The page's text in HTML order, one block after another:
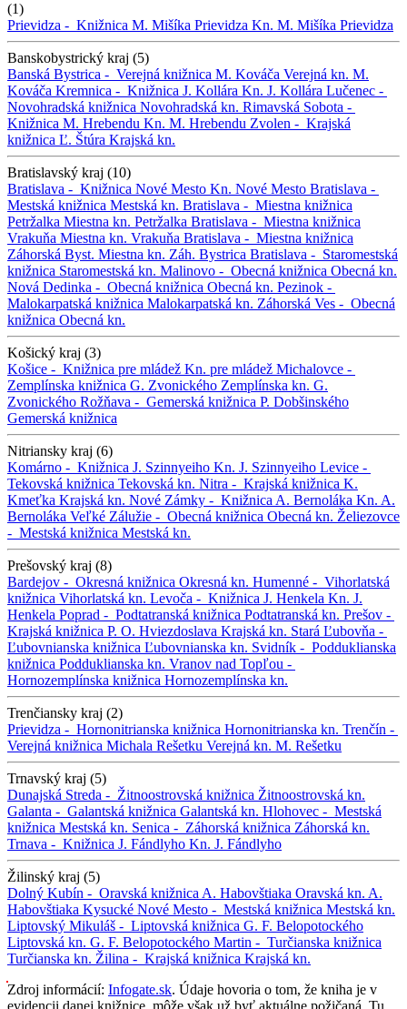
(1)
Prievidza - Knižnica M. Mišíka Prievidza Kn. M. Mišíka Prievidza
Banskobystrický kraj (5)
Banská Bystrica - Verejná knižnica M. Kováča Verejná kn. M.
Kováča Kremnica - Knižnica J. Kollára Kn. J. Kollára Lučenec -
Novohradská knižnica Novohradská kn. Rimavská Sobota -
Knižnica M. Hrebendu Kn. M. Hrebendu Zvolen - Krajská
knižnica Ľ. Štúra Krajská kn.
Bratislavský kraj (10)
Bratislava - Knižnica Nové Mesto Kn. Nové Mesto Bratislava -
Mestská knižnica Mestská kn. Bratislava - Miestna knižnica
Petržalka Miestna kn. Petržalka Bratislava - Miestna knižnica
Vrakuňa Miestna kn. Vrakuňa Bratislava - Miestna knižnica
Záhorská Byst. Miestna kn. Záh. Bystrica Bratislava - Staromestská
knižnica Staromestská kn. Malinovo - Obecná knižnica Obecná kn.
Nová Dedinka - Obecná knižnica Obecná kn. Pezinok -
Malokarpatská knižnica Malokarpatská kn. Záhorská Ves - Obecná
knižnica Obecná kn.
Košický kraj (3)
Košice - Knižnica pre mládež Kn. pre mládež Michalovce -
Zemplínska knižnica G. Zvonického Zemplínska kn. G.
Zvonického Rožňava - Gemerská knižnica P. Dobšinského
Gemerská knižnica
Nitriansky kraj (6)
Komárno - Knižnica J. Szinnyeiho Kn. J. Szinnyeiho Levice -
Tekovská knižnica Tekovská kn. Nitra - Krajská knižnica K.
Kmeťka Krajská kn. Nové Zámky - Knižnica A. Bernoláka Kn. A.
Bernoláka Veľké Zálužie - Obecná knižnica Obecná kn. Želiezovce
- Mestská knižnica Mestská kn.
Prešovský kraj (8)
Bardejov - Okresná knižnica Okresná kn. Humenné - Vihorlatská
knižnica Vihorlatská kn. Levoča - Knižnica J. Henkela Kn. J.
Henkela Poprad - Podtatranská knižnica Podtatranská kn. Prešov -
Krajská knižnica P. O. Hviezdoslava Krajská kn. Stará Ľubovňa -
Ľubovnianska knižnica Ľubovnianska kn. Svidník - Podduklianska
knižnica Podduklianska kn. Vranov nad Topľou -
Hornozemplínska knižnica Hornozemplínska kn.
Trenčiansky kraj (2)
Prievidza - Hornonitrianska knižnica Hornonitrianska kn. Trenčín -
Verejná knižnica Michala Rešetku Verejná kn. M. Rešetku
Trnavský kraj (5)
Dunajská Streda - Žitnoostrovská knižnica Žitnoostrovská kn.
Galanta - Galantská knižnica Galantská kn. Hlohovec - Mestská
knižnica Mestská kn. Senica - Záhorská knižnica Záhorská kn.
Trnava - Knižnica J. Fándlyho Kn. J. Fándlyho
Žilinský kraj (5)
Dolný Kubín - Oravská knižnica A. Habovštiaka Oravská kn. A.
Habovštiaka Kysucké Nové Mesto - Mestská knižnica Mestská kn.
Liptovský Mikuláš - Liptovská knižnica G. F. Belopotockého
Liptovská kn. G. F. Belopotockého Martin - Turčianska knižnica
Turčianska kn. Žilina - Krajská knižnica Krajská kn.
Zdroj informácií: Infogate.sk. Údaje hovoria o tom, že kniha je v
evidencii danej knižnice, môže však už byť aktuálne požičaná. Tu